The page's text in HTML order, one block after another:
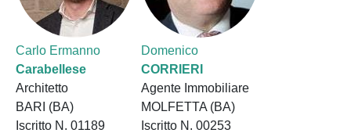
Carlo Ermanno
Carabellese
Architetto
BARI (BA)
Iscritto N. 01189
Domenico
CORRIERI
Agente Immobiliare
MOLFETTA (BA)
Iscritto N. 00253